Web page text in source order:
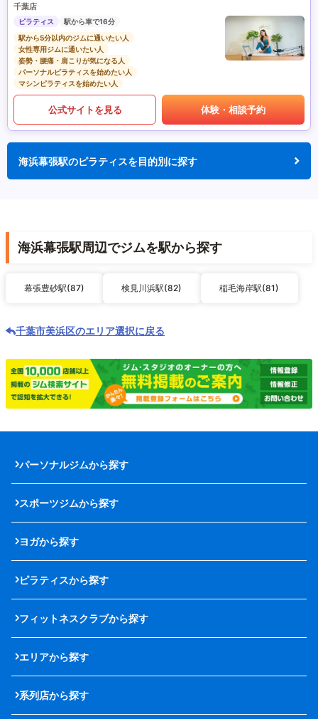
千葉店
ピラティス
駅から車で16分
駅から5分以内のジムに通いたい人
女性専用ジムに通いたい人
姿勢・腰痛・肩こりが気になる人
パーソナルピラティスを始めたい人
マシンピラティスを始めたい人
公式サイトを見る 体験・相談予約
海浜幕張駅のピラティスを目的別に探す
海浜幕張駅周辺でジムを駅から探す
幕張豊砂駅(87) 検見川浜駅(82) 稲毛海岸駅(81)
千葉市美浜区のエリア選択に戻る
パーソナルジムから探す
スポーツジムから探す
ヨガから探す
ピラティスから探す
フィットネスクラブから探す
エリアから探す
系列店から探す